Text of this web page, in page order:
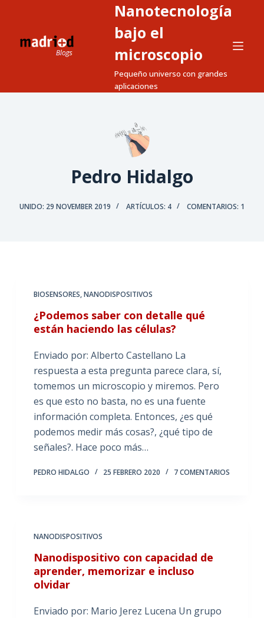
r
Nanotecnología
bajo el
microscopio
Pequeño universo con grandes
aplicaciones
Pedro Hidalgo
UNIDO: 29 NOVEMBER 2019 ARTÍCULOS: 4 COMENTARIOS: 1
BIOSENSORES,NANODISPOSITIVOS
¿Podemos saber con detalle qué
están haciendo las células?
Enviado por: Alberto Castellano La
respuesta a esta pregunta parece clara, sí,
tomemos un microscopio y miremos. Pero
es que esto no basta, no es una fuente
información completa. Entonces, ¿es qué
podemos medir más cosas?, ¿qué tipo de
señales?. Hace poco más…
PEDRO HIDALGO 25 FEBRERO 2020 7 COMENTARIOS
NANODISPOSITIVOS
Nanodispositivo con capacidad de
aprender, memorizar e incluso
olvidar
Enviado por: Mario Jerez Lucena Un grupo